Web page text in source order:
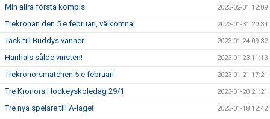
Min allra första kompis 2023-02-01 12:09
Trekronan den 5.e februari, välkomna! 2023-01-31 20:34
Tack till Buddys vänner 2023-01-24 09:32
Hanhals sålde vinsten! 2023-01-23 11:13
Trekronorsmatchen 5.e februari 2023-01-21 17:21
Tre Kronors Hockeyskoledag 29/1 2023-01-20 21:21
Tre nya spelare till A-laget 2023-01-18 12:42